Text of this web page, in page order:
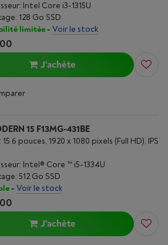
Intel Core i3-1315U
128 Go SSD
limitée- Voir le stock
J'achète
15 F13MG-431BE
15.6 pouces, 1920 x 1080 pixels (Full HD), IPS
Intel® Core ™ i5-1334U
512 Go SSD
- Voir le stock
J'achète